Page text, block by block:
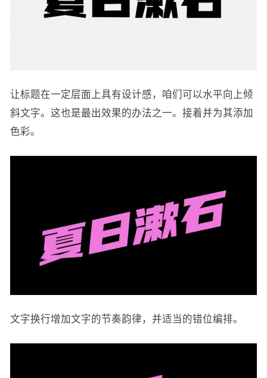
让标题在一定层面上具有设计感，咱们可以水平向上倾
斜文字。这也是最出效果的办法之一。接着并为其添加
色彩。
文字换行增加文字的节奏韵律，并适当的错位编排。